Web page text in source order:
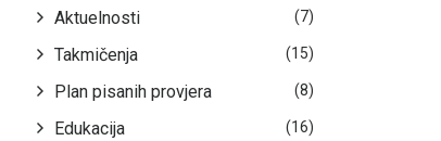
Aktuelnosti (7)
Takmičenja (15)
Plan pisanih provjera (8)
Edukacija (16)